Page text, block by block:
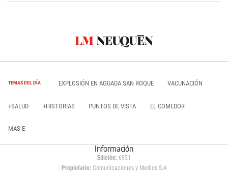
TEMAS DEL DÍA EXPLOSIÓN EN AGUADA SAN ROQUE VACUNACIÓN
+SALUD +HISTORIAS PUNTOS DE VISTA EL COMEDOR
MAS E
Información
Edición: 6951
Propietario:Comunicaciones y Medios S.A